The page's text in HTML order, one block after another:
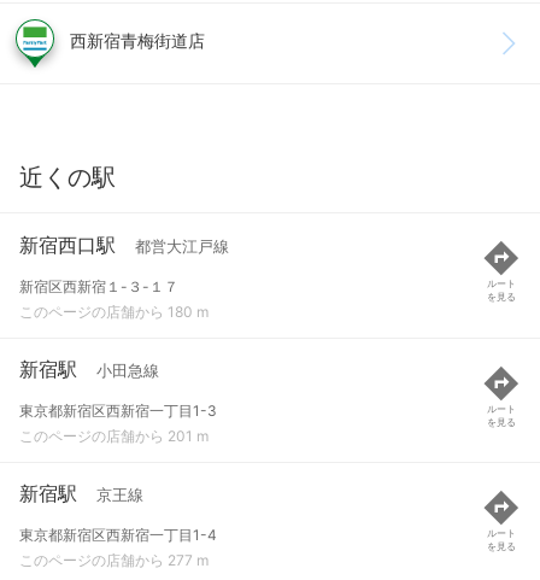
西新宿青梅街道店
近くの駅
新宿西口駅 都営大江戸線
新宿区西新宿１-３-１７
このページの店舗から 180 m
ルート
を見る
新宿駅 小田急線
東京都新宿区西新宿一丁目1-3
このページの店舗から 201 m
ルート
を見る
新宿駅 京王線
東京都新宿区西新宿一丁目1-4
このページの店舗から 277 m
ルート
を見る